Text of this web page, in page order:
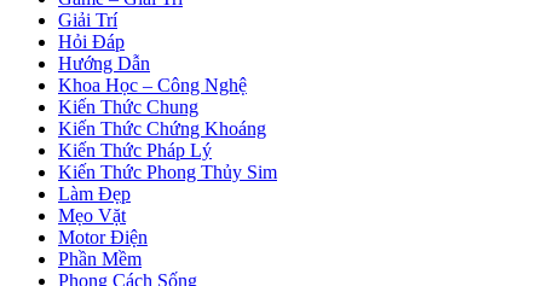
Giải Trí
Hỏi Đáp
Hướng Dẫn
Khoa Học – Công Nghệ
Kiến Thức Chung
Kiến Thức Chứng Khoáng
Kiến Thức Pháp Lý
Kiến Thức Phong Thủy Sim
Làm Đẹp
Mẹo Vặt
Motor Điện
Phần Mềm
Phong Cách Sống